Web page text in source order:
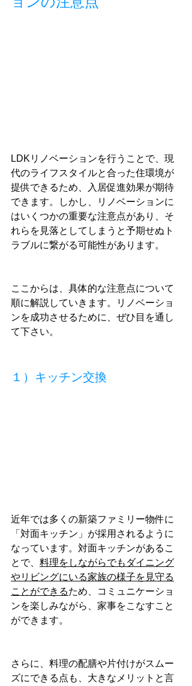
LDKリノベーションを行うことで、現
代のライフスタイルと合った住環境が
提供できるため、入居促進効果が期待
できます。しかし、リノベーションに
はいくつかの重要な注意点があり、そ
れらを見落としてしまうと予期せぬト
ラブルに繋がる可能性があります。
ここからは、具体的な注意点について
順に解説していきます。リノベーショ
ンを成功させるために、ぜひ目を通し
て下さい。
１）キッチン交換
近年では多くの新築ファミリー物件に
「対面キッチン」が採用されるように
なっています。対面キッチンがあるこ
とで、 料理をしながらでもダイニング
やリビングにいる家族の様子を見守る
ことができるため、コミュニケーショ
ンを楽しみながら、家事をこなすこと
ができます。
さらに、料理の配膳や片付けがスムー
ズにできる点も、大きなメリットと言